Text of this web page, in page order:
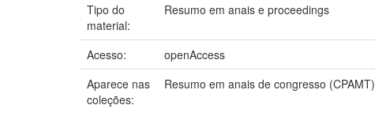
Tipo do
material:
Resumo em anais e proceedings
Acesso:
openAccess
Aparece nas
coleções:
Resumo em anais de congresso (CPAMT)